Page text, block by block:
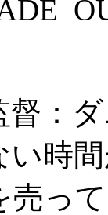
：
い時
売っ